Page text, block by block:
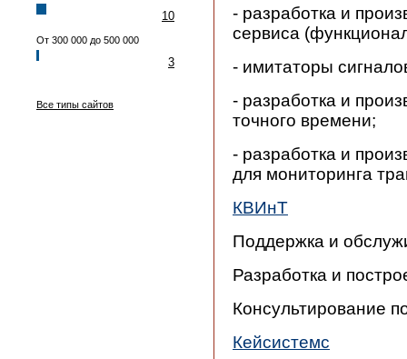
10
От 300 000 до 500 000
3
Все типы сайтов
- разработка и
сервиса
- имитаторы
- разработка и
точного времени;
- разработка и
для мониторинга
КВИнТ
Поддержка и
Разработка и
Консультирование
Кейсистемс